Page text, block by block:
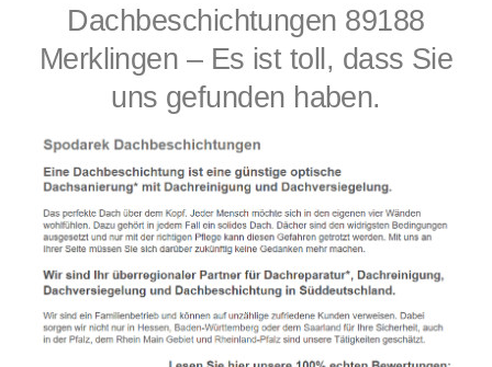
Dachbeschichtungen 89188
Merklingen – Es ist toll, dass Sie
uns gefunden haben.